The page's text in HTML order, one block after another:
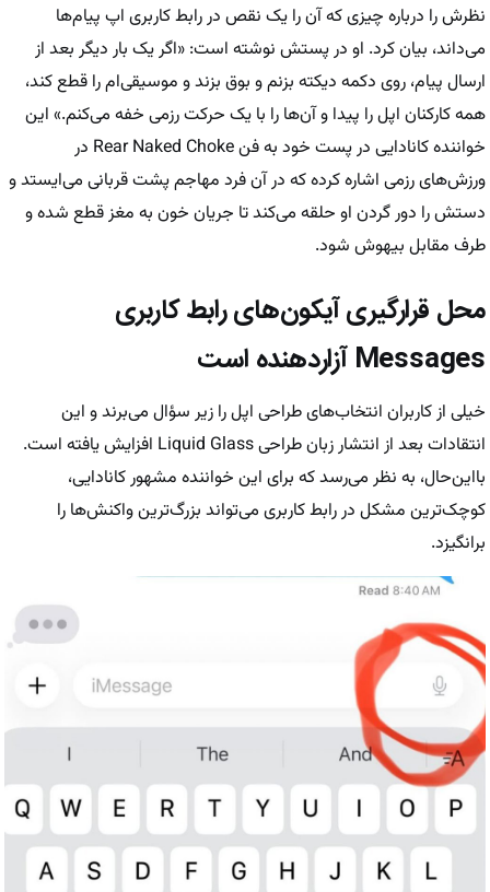
نظرش را درباره چیزی که آن را یک نقص در رابط کاربری اپ پیام‌ها
می‌داند، بیان کرد. او در پستش نوشته است: «اگر یک بار دیگر بعد از
ارسال پیام، روی دکمه دیکته بزنم و بوق بزند و موسیقی‌ام را قطع کند،
همه کارکنان اپل را پیدا و آن‌ها را با یک حرکت رزمی خفه می‌کنم.» این
خواننده کانادایی در پست خود به فن Rear Naked Choke در
ورزش‌های رزمی اشاره کرده که در آن فرد مهاجم پشت قربانی می‌ایستد و
دستش را دور گردن او حلقه می‌کند تا جریان خون به مغز قطع شده و
طرف مقابل بیهوش شود.
محل قرارگیری آیکون‌های رابط کاربری
Messages آزاردهنده است
خیلی از کاربران انتخاب‌های طراحی اپل را زیر سؤال می‌برند و این
انتقادات بعد از انتشار زبان طراحی Liquid Glass افزایش یافته است.
بااین‌حال، به نظر می‌رسد که برای این خواننده مشهور کانادایی،
کوچک‌ترین مشکل در رابط کاربری می‌تواند بزرگ‌ترین واکنش‌ها را
برانگیزد.